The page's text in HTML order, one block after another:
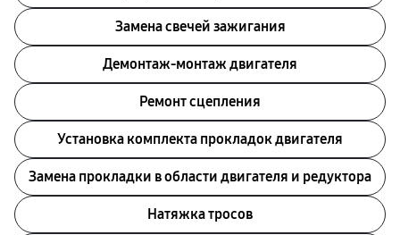
Замена свечей зажигания
Демонтаж-монтаж двигателя
Ремонт сцепления
Установка комплекта прокладок двигателя
Замена прокладки в области двигателя и редуктора
Натяжка тросов